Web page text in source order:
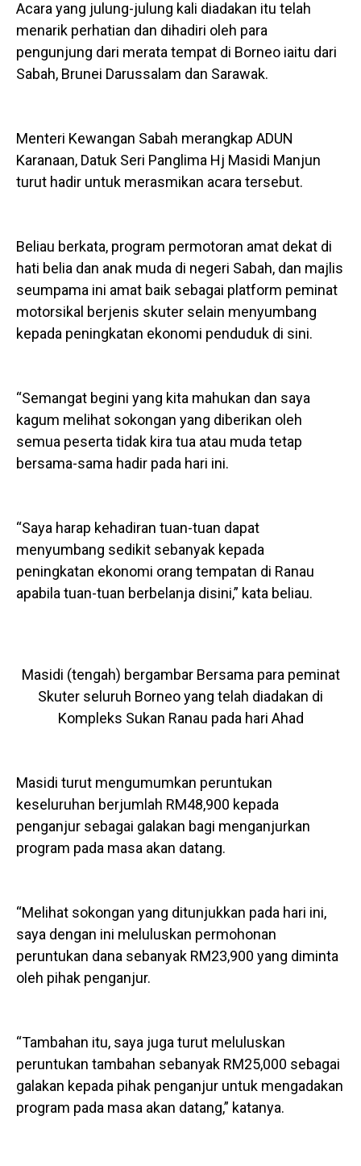
Acara yang julung-julung kali diadakan itu telah
menarik perhatian dan dihadiri oleh para
pengunjung dari merata tempat di Borneo iaitu dari
Sabah, Brunei Darussalam dan Sarawak.
Menteri Kewangan Sabah merangkap ADUN
Karanaan, Datuk Seri Panglima Hj Masidi Manjun
turut hadir untuk merasmikan acara tersebut.
Beliau berkata, program permotoran amat dekat di
hati belia dan anak muda di negeri Sabah, dan majlis
seumpama ini amat baik sebagai platform peminat
motorsikal berjenis skuter selain menyumbang
kepada peningkatan ekonomi penduduk di sini.
“Semangat begini yang kita mahukan dan saya
kagum melihat sokongan yang diberikan oleh
semua peserta tidak kira tua atau muda tetap
bersama-sama hadir pada hari ini.
“Saya harap kehadiran tuan-tuan dapat
menyumbang sedikit sebanyak kepada
peningkatan ekonomi orang tempatan di Ranau
apabila tuan-tuan berbelanja disini,” kata beliau.
Masidi (tengah) bergambar Bersama para peminat
Skuter seluruh Borneo yang telah diadakan di
Kompleks Sukan Ranau pada hari Ahad
Masidi turut mengumumkan peruntukan
keseluruhan berjumlah RM48,900 kepada
penganjur sebagai galakan bagi menganjurkan
program pada masa akan datang.
“Melihat sokongan yang ditunjukkan pada hari ini,
saya dengan ini meluluskan permohonan
peruntukan dana sebanyak RM23,900 yang diminta
oleh pihak penganjur.
“Tambahan itu, saya juga turut meluluskan
peruntukan tambahan sebanyak RM25,000 sebagai
galakan kepada pihak penganjur untuk mengadakan
program pada masa akan datang,” katanya.